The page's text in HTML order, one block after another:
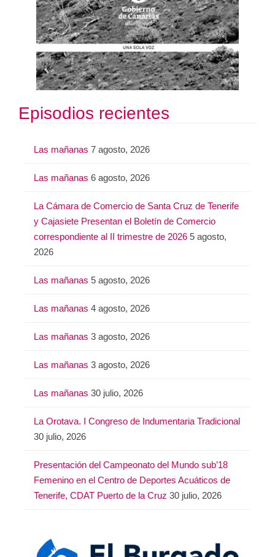
Episodios recientes
Las mañanas 7 agosto, 2026
Las mañanas 6 agosto, 2026
La Cámara de Comercio de Santa Cruz de Tenerife
y Cajasiete Presentan el Boletín de Comercio
correspondiente al II trimestre de 2026 5 agosto,
2026
Las mañanas 5 agosto, 2026
Las mañanas 4 agosto, 2026
Las mañanas 3 agosto, 2026
Las mañanas 3 agosto, 2026
Las mañanas 30 julio, 2026
La Orotava. I Congreso de Indumentaria Tradicional
30 julio, 2026
Presentación del Campeonato del Mundo sub’18
Femenino en el Centro de Deportes Acuáticos de
Tenerife, CDAT Puerto de la Cruz 30 julio, 2026